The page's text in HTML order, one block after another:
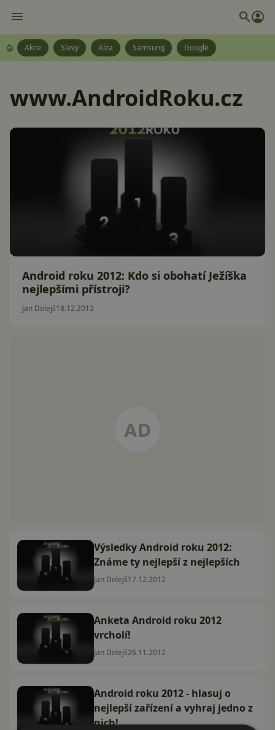
Akce Slevy Alza Samsung Google
www.AndroidRoku.cz
Android roku 2012: Kdo si obohatí Ježíška
nejlepšími přístroji?
Jan Dolejš18.12.2012
Výsledky Android roku 2012:
Známe ty nejlepší z nejlepších
Jan Dolejš17.12.2012
Anketa Android roku 2012
vrcholí!
Jan Dolejš26.11.2012
Android roku 2012 - hlasuj o
nejlepší zařízení a vyhraj jedno z
nich!